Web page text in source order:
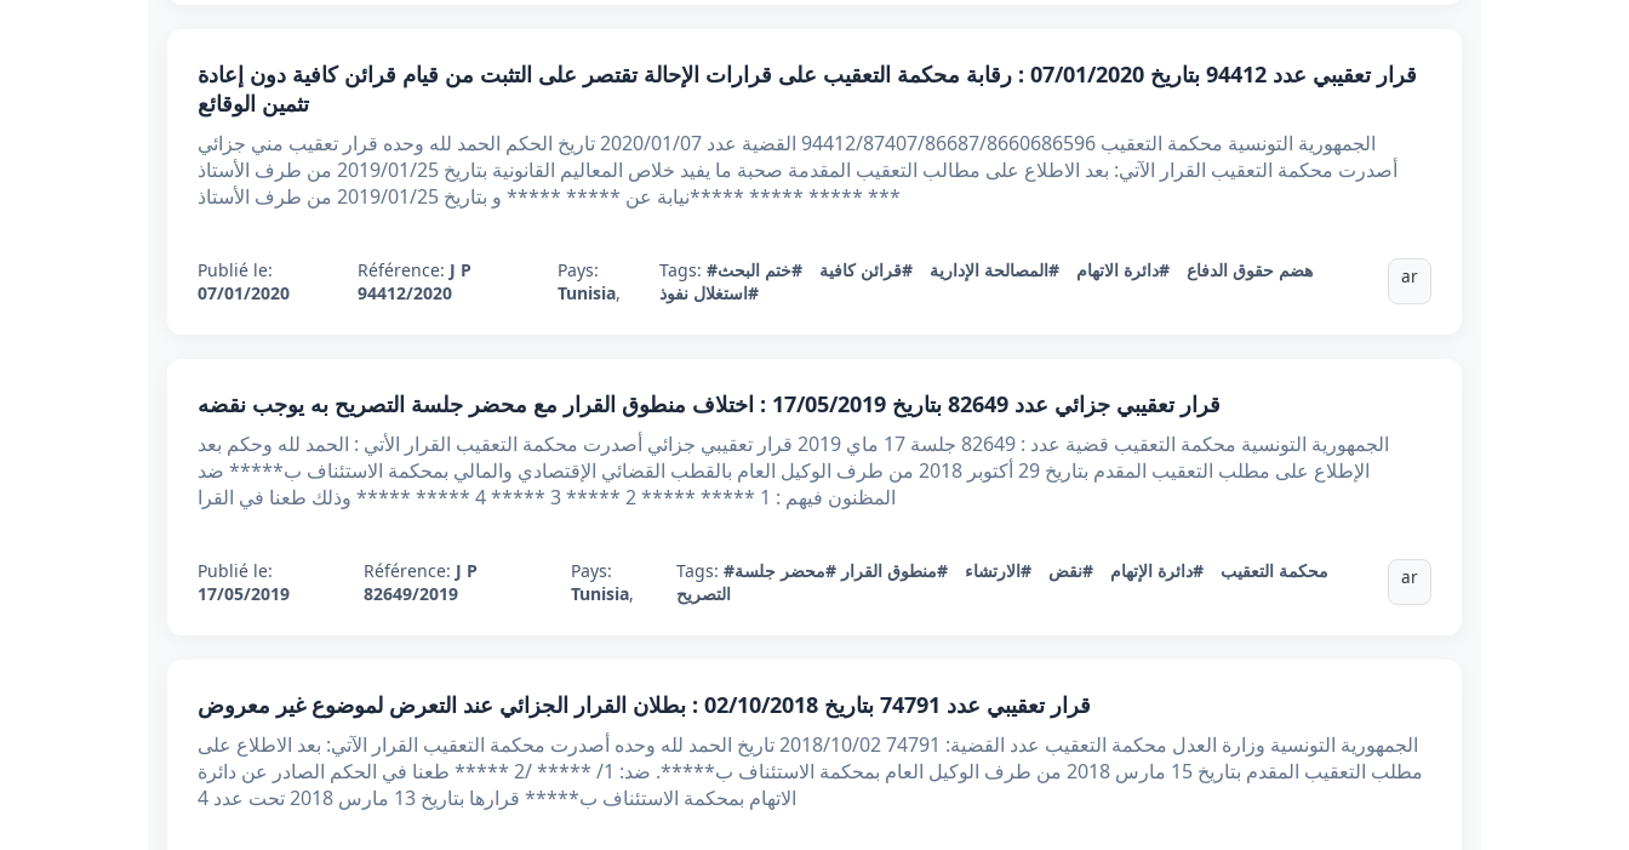
قرار تعقيبي عدد 94412 بتاريخ 07/01/2020 : رقابة محكمة التعقيب على قرارات الإحالة تقتصر على التثبت من قيام قرائن كافية دون إعادة
تثمين الوقائع
الجمهورية التونسية محكمة التعقيب 94412/87407/86687/8660686596 القضية عدد 2020/01/07 تاريخ الحكم الحمد لله وحده قرار تعقيب مني جزائي
أصدرت محكمة التعقيب القرار الآتي: بعد الاطلاع على مطالب التعقيب المقدمة صحبة ما يفيد خلاص المعاليم القانونية بتاريخ 2019/01/25 من طرف الأستاذ
***** *****نيابة عن ***** ***** و بتاريخ 2019/01/25 من طرف الأستاذ ***** ***
Publié le:
07/01/2020
Référence: J P
94412/2020
Pays:
Tunisia,
Tags: #هضم حقوق الدفاع #دائرة الاتهام #المصالحة الإدارية #قرائن كافية
#ختم البحث
#استغلال نفوذ
ar
قرار تعقيبي جزائي عدد 82649 بتاريخ 17/05/2019 : اختلاف منطوق القرار مع محضر جلسة التصريح به يوجب نقضه
الجمهورية التونسية محكمة التعقيب قضية عدد : 82649 جلسة 17 ماي 2019 قرار تعقيبي جزائي أصدرت محكمة التعقيب القرار الأتي : الحمد لله وحكم بعد
الإطلاع على مطلب التعقيب المقدم بتاريخ 29 أكتوبر 2018 من طرف الوكيل العام بالقطب القضائي الإقتصادي والمالي بمحكمة الاستئناف ب***** ضد
المظنون فيهم : 1 ***** ***** 2 ***** 3 ***** 4 ***** ***** وذلك طعنا في القرا
Publié le:
17/05/2019
Référence: J P
82649/2019
Pays:
Tunisia,
Tags: #محكمة التعقيب #دائرة الإتهام #نقض #الارتشاء #منطوق القرار #محضر جلسة
التصريح
ar
قرار تعقيبي عدد 74791 بتاريخ 02/10/2018 : بطلان القرار الجزائي عند التعرض لموضوع غير معروض
الجمهورية التونسية وزارة العدل محكمة التعقيب عدد القضية: 74791 2018/10/02 تاريخ الحمد لله وحده أصدرت محكمة التعقيب القرار الآتي: بعد الاطلاع على
مطلب التعقيب المقدم بتاريخ 15 مارس 2018 من طرف الوكيل العام بمحكمة الاستئناف ب*****. ضد: 1/ ***** /2 ***** طعنا في الحكم الصادر عن دائرة
الاتهام بمحكمة الاستئناف ب***** قرارها بتاريخ 13 مارس 2018 تحت عدد 4